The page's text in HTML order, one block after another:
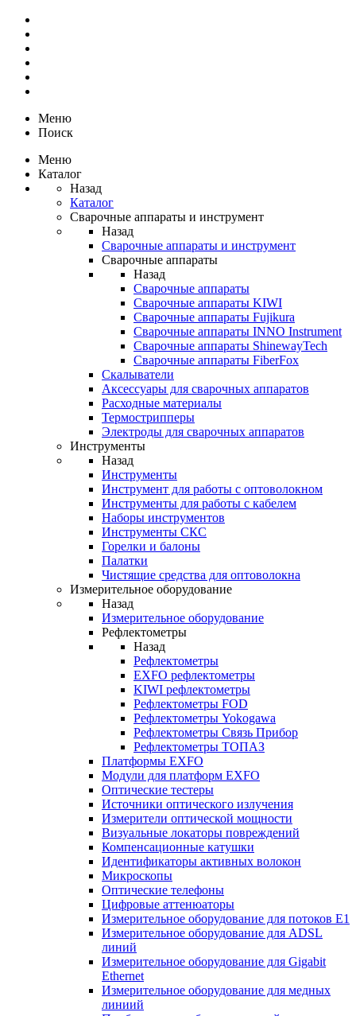
Меню
Поиск
Меню
Каталог
Назад
Каталог
Сварочные аппараты и инструмент
Назад
Сварочные аппараты и инструмент
Сварочные аппараты
Назад
Сварочные аппараты
Сварочные аппараты KIWI
Сварочные аппараты Fujikura
Сварочные аппараты INNO Instrument
Сварочные аппараты ShinewayTech
Cварочные аппараты FiberFox
Скалыватели
Аксессуары для сварочных аппаратов
Расходные материалы
Термострипперы
Электроды для сварочных аппаратов
Инструменты
Назад
Инструменты
Инструмент для работы с оптоволокном
Инструменты для работы с кабелем
Наборы инструментов
Инструменты СКС
Горелки и балоны
Палатки
Чистящие средства для оптоволокна
Измерительное оборудование
Назад
Измерительное оборудование
Рефлектометры
Назад
Рефлектометры
EXFO рефлектометры
KIWI рефлектометры
Рефлектометры FOD
Рефлектометры Yokogawa
Рефлектометры Связь Прибор
Рефлектометры ТОПАЗ
Платформы EXFO
Модули для платформ EXFO
Оптические тестеры
Источники оптического излучения
Измерители оптической мощности
Визуальные локаторы повреждений
Компенсационные катушки
Идентификаторы активных волокон
Микроскопы
Оптические телефоны
Цифровые аттенюаторы
Измерительное оборудование для потоков Е1
Измерительное оборудование для ADSL
линий
Измерительное оборудование для Gigabit
Ethernet
Измерительное оборудование для медных
линиий